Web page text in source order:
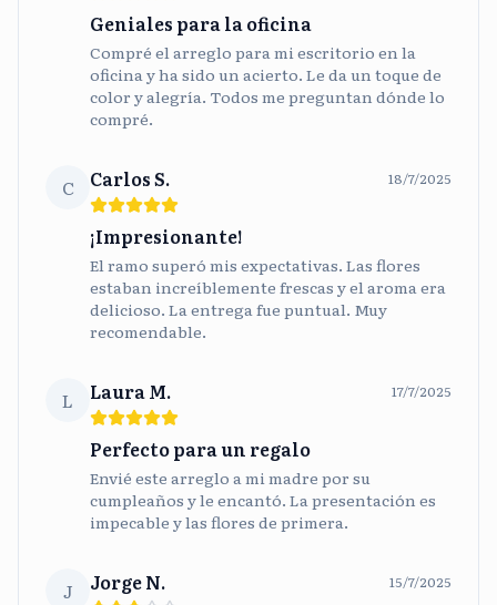
Geniales para la oficina
Compré el arreglo para mi escritorio en la
oficina y ha sido un acierto. Le da un toque de
color y alegría. Todos me preguntan dónde lo
compré.
C Carlos S. 18/7/2025
¡Impresionante!
El ramo superó mis expectativas. Las flores
estaban increíblemente frescas y el aroma era
delicioso. La entrega fue puntual. Muy
recomendable.
L Laura M. 17/7/2025
Perfecto para un regalo
Envié este arreglo a mi madre por su
cumpleaños y le encantó. La presentación es
impecable y las flores de primera.
J Jorge N. 15/7/2025